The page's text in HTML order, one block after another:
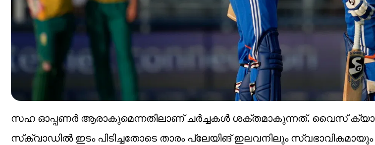
സഹ ഓപ്പണര്‍ ആരാകുമെന്നതിലാണ് ചര്‍ച്ചകള്‍ ശക്തമാകുന്നത്. വൈസ്
സ്‌ക്വാഡില്‍ ഇടം പിടിച്ചതോടെ താരം പ്ലേയിങ് ഇലവനിലും